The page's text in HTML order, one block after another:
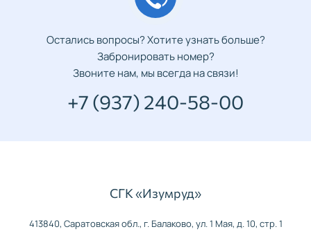
Остались вопросы? Хотите узнать больше?
Забронировать номер?
Звоните нам, мы всегда на связи!
+7 (937) 240-58-00
СГК «Изумруд»
413840, Саратовская обл., г. Балаково, ул. 1 Мая, д. 10, стр. 1